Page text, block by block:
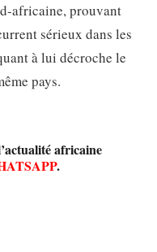
africaine, prouvant
sérieux dans les
à lui décroche le
pays.
africaine
.